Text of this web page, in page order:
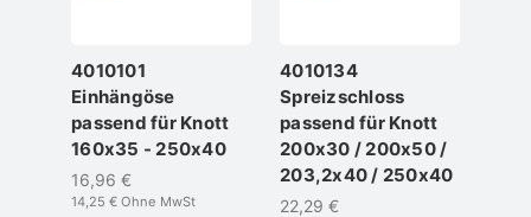
4010101
Einhängöse
passend für Knott
160x35 - 250x40
16,96 €
14,25 € Ohne MwSt
4010134
Spreizschloss
passend für Knott
200x30 / 200x50 /
203,2x40 / 250x40
22,29 €